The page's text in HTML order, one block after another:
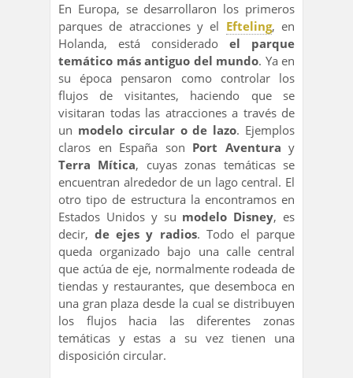
En Europa, se desarrollaron los primeros
parques de atracciones y el Efteling, en
Holanda, está considerado el parque
temático más antiguo del mundo. Ya en
su época pensaron como controlar los
flujos de visitantes, haciendo que se
visitaran todas las atracciones a través de
un modelo circular o de lazo. Ejemplos
claros en España son Port Aventura y
Terra Mítica, cuyas zonas temáticas se
encuentran alrededor de un lago central. El
otro tipo de estructura la encontramos en
Estados Unidos y su modelo Disney, es
decir,de ejes y radios. Todo el parque
queda organizado bajo una calle central
que actúa de eje, normalmente rodeada de
tiendas y restaurantes, que desemboca en
una gran plaza desde la cual se distribuyen
los flujos hacia las diferentes zonas
temáticas y estas a su vez tienen una
disposición circular.